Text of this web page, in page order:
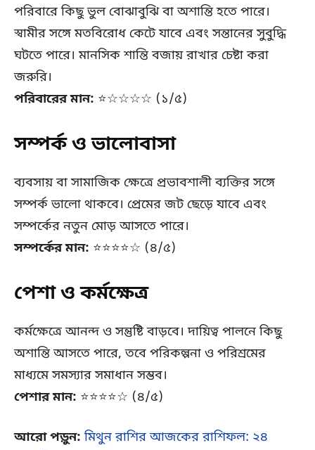
পরিবারে কিছু ভুল বোঝাবুঝি বা অশান্তি হতে পারে।
স্বামীর সঙ্গে মতবিরোধ কেটে যাবে এবং সন্তানের সুবুদ্ধি
ঘটতে পারে। মানসিক শান্তি বজায় রাখার চেষ্টা করা
জরুরি।
পরিবারের মান: ⭐☆☆☆☆ (১/৫)
সম্পর্ক ও ভালোবাসা
ব্যবসায় বা সামাজিক ক্ষেত্রে প্রভাবশালী ব্যক্তির সঙ্গে
সম্পর্ক ভালো থাকবে। প্রেমের জট ছেড়ে যাবে এবং
সম্পর্কের নতুন মোড় আসতে পারে।
সম্পর্কের মান: ⭐⭐⭐⭐☆ (৪/৫)
পেশা ও কর্মক্ষেত্র
কর্মক্ষেত্রে আনন্দ ও সন্তুষ্টি বাড়বে। দায়িত্ব পালনে কিছু
অশান্তি আসতে পারে, তবে পরিকল্পনা ও পরিশ্রমের
মাধ্যমে সমস্যার সমাধান সম্ভব।
পেশার মান: ⭐⭐⭐⭐☆ (৪/৫)
আরো পড়ুন: মিথুন রাশির আজকের রাশিফল: ২৪